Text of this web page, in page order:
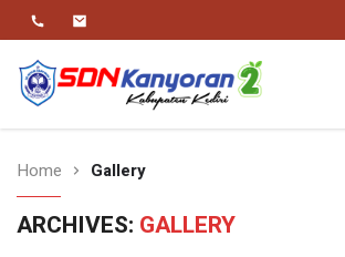
SDN Kanyoran 2
Kec.Semen Kab.Kediri
Religius Berwawasan Berbudaya
Home Gallery
ARCHIVES: GALLERY